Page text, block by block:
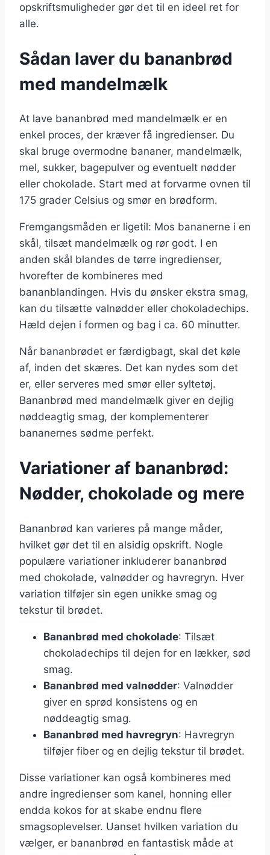
opskriftsmuligheder gør det til en ideel ret for
alle.
Sådan laver du bananbrød
med mandelmælk
At lave bananbrød med mandelmælk er en
enkel proces, der kræver få ingredienser. Du
skal bruge overmodne bananer, mandelmælk,
mel, sukker, bagepulver og eventuelt nødder
eller chokolade. Start med at forvarme ovnen til
175 grader Celsius og smør en brødform.
Fremgangsmåden er ligetil: Mos bananerne i en
skål, tilsæt mandelmælk og rør godt. I en
anden skål blandes de tørre ingredienser,
hvorefter de kombineres med
bananblandingen. Hvis du ønsker ekstra smag,
kan du tilsætte valnødder eller chokoladechips.
Hæld dejen i formen og bag i ca. 60 minutter.
Når bananbrødet er færdigbagt, skal det køle
af, inden det skæres. Det kan nydes som det
er, eller serveres med smør eller syltetøj.
Bananbrød med mandelmælk giver en dejlig
nøddeagtig smag, der komplementerer
bananernes sødme perfekt.
Variationer af bananbrød:
Nødder, chokolade og mere
Bananbrød kan varieres på mange måder,
hvilket gør det til en alsidig opskrift. Nogle
populære variationer inkluderer bananbrød
med chokolade, valnødder og havregryn. Hver
variation tilføjer sin egen unikke smag og
tekstur til brødet.
Bananbrød med chokolade: Tilsæt
chokoladechips til dejen for en lækker, sød
smag.
Bananbrød med valnødder: Valnødder
giver en sprød konsistens og en
nøddeagtig smag.
Bananbrød med havregryn: Havregryn
tilføjer fiber og en dejlig tekstur til brødet.
Disse variationer kan også kombineres med
andre ingredienser som kanel, honning eller
endda kokos for at skabe endnu flere
smagsoplevelser. Uanset hvilken variation du
vælger, er bananbrød en fantastisk måde at